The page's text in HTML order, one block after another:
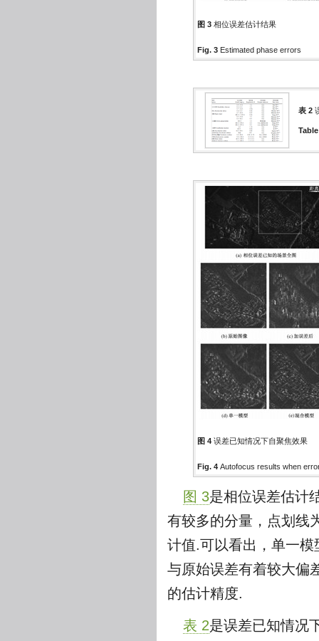
图 3 相位误差估计结果
Fig. 3 Estimated phase errors
表 2
图 4 误差已知情况下自聚焦效果
Fig. 4 Autofocus results when
图 3是相位误差估计
有较多的分量，点划线
计值.可以看出，单一
与原始误差有着较大偏
的估计精度.
表 2是误差已知情况